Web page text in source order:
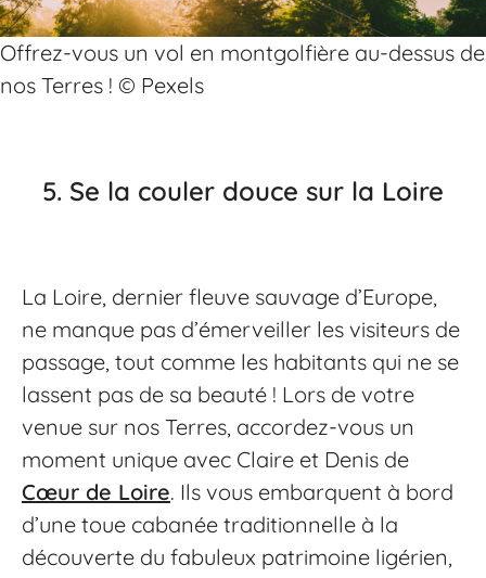
Offrez-vous un vol en montgolfière au-dessus de
nos Terres ! © Pexels
5. Se la couler douce sur la Loire
La Loire, dernier fleuve sauvage d’Europe,
ne manque pas d’émerveiller les visiteurs de
passage, tout comme les habitants qui ne se
lassent pas de sa beauté ! Lors de votre
venue sur nos Terres, accordez-vous un
moment unique avec Claire et Denis de
Cœur de Loire. Ils vous embarquent à bord
d’une toue cabanée traditionnelle à la
découverte du fabuleux patrimoine ligérien,